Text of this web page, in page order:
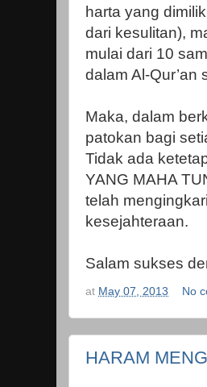
harta yang
dari kesulitan),
mulai dari 10
dalam Al-Qur’an
Maka, dalam
patokan bagi
Tidak ada
YANG MAHA
telah
kesejahteraan.
Salam sukses
at May 07, 2013 No
HARAM